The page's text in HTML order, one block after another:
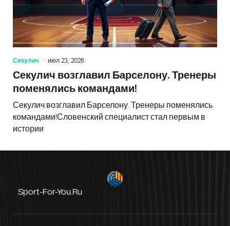
Секулич июл 23, 2026
Секулич возглавил Барселону. Тренеры
поменялись командами!
Секулич возглавил Барселону. Тренеры поменялись
командами!Словенский специалист стал первым в
истории
Sport-For-You.ru